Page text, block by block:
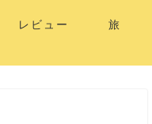
レビュー 旅